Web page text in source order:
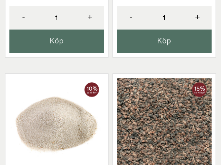
önskemål annars ställer de pallarna vid bästa lämpliga ställe.
som visar var ni önskar ha det avställt.
Du blir kontaktad av transportbolaget före leverans via sms
eller telefon. Leveranser med PostNord aviseras via sms
och/eller mail.
Fler frågor?
Kontakta gärna vår kunniga
kundtjänsteller besök någon av
våra butikerså hjälper vi dig.
- +
Köp
- +
Köp